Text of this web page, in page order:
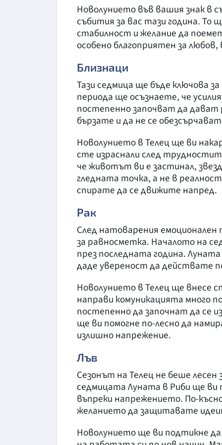
Новолунието във вашия знак в
събития за вас тази година. То
стабилност и желание да
особено благоприятен за
Близнаци
Тази седмица ще бъде ключова
периода ще осъзнаете, че
постепенно започват да
бързате и да не се
Новолунието в Телец ще ви
сте израснали след
че животът ви е застинал,
гледната точка, а не в
спирате да се движите напред.
Рак
След натоварения
за равносметка. Началото на
през последната година.
даде увереност да действате
Новолунието в Телец ще внесе
направи комуникацията много
постепенно да започнат да се
ще ви помогне по-лесно да
излишно напрежение.
Лъв
Сезонът на Телец не беше лесен
седмицата Луната в Риби ще ви
въпреки напрежението. По-
желанието да защитавате
Новолунието ще ви подтикне